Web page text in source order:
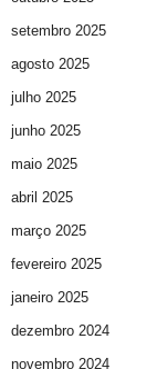
setembro 2025
agosto 2025
julho 2025
junho 2025
maio 2025
abril 2025
março 2025
fevereiro 2025
janeiro 2025
dezembro 2024
novembro 2024